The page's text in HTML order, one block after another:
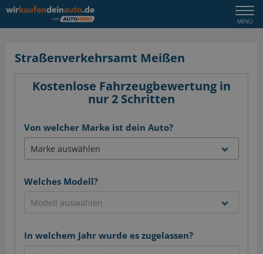
MENÜ
Straßenverkehrsamt Meißen
Kostenlose Fahrzeugbewertung in
nur 2 Schritten
Von welcher Marke ist dein Auto?
Welches Modell?
In welchem Jahr wurde es zugelassen?